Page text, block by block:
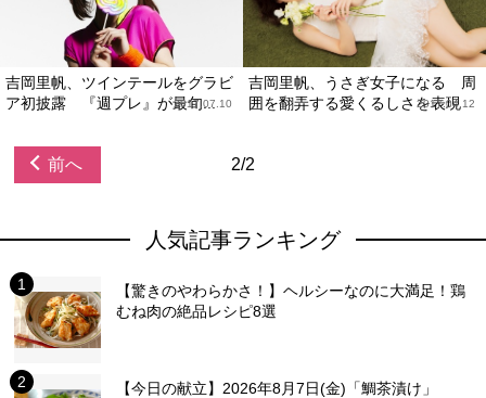
吉岡里帆、ツインテールをグラビ
ア初披露 『週プレ』が最旬...
2017.07.10
吉岡里帆、うさぎ女子になる 周
囲を翻弄する愛くるしさを表現
2017.04.12
前へ 2/2
人気記事ランキング
【驚きのやわらかさ！】ヘルシーなのに大満足！鶏
むね肉の絶品レシピ8選
【今日の献立】2026年8月7日(金)「鯛茶漬け」